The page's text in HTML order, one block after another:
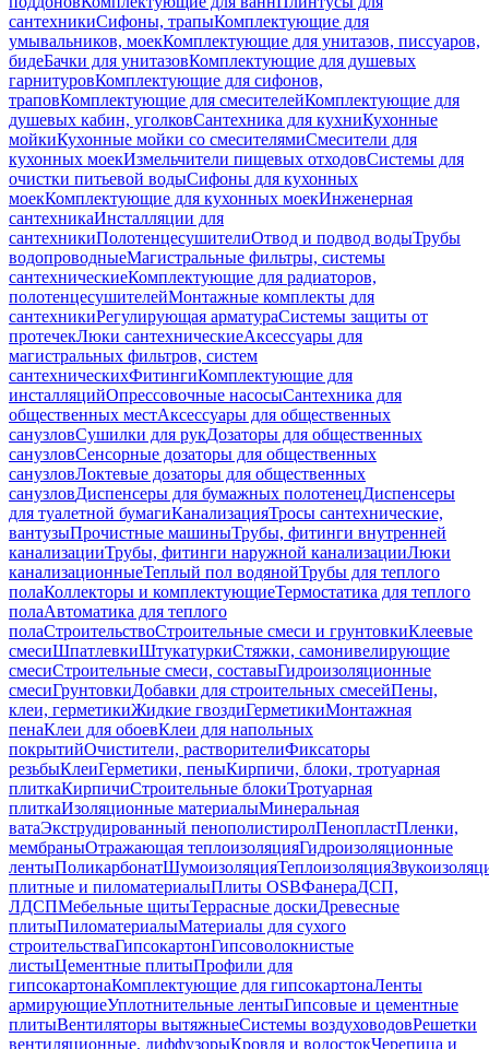
сантехникиСифоны, трапыКомплектующие для
умывальников, моекКомплектующие для унитазов, писсуаров,
бидеБачки для унитазовКомплектующие для душевых
гарнитуровКомплектующие для сифонов,
траповКомплектующие для смесителейКомплектующие для
душевых кабин, уголковСантехника для кухниКухонные
мойкиКухонные мойки со смесителямиСмесители для
кухонных моекИзмельчители пищевых отходовСистемы для
очистки питьевой водыСифоны для кухонных
моекКомплектующие для кухонных моекИнженерная
сантехникаИнсталляции для
сантехникиПолотенцесушителиОтвод и подвод водыТрубы
водопроводныеМагистральные фильтры, системы
сантехническиеКомплектующие для радиаторов,
полотенцесушителейМонтажные комплекты для
сантехникиРегулирующая арматураСистемы защиты от
протечекЛюки сантехническиеАксессуары для
магистральных фильтров, систем
сантехническихФитингиКомплектующие для
инсталляцийОпрессовочные насосыСантехника для
общественных местАксессуары для общественных
санузловСушилки для рукДозаторы для общественных
санузловСенсорные дозаторы для общественных
санузловЛоктевые дозаторы для общественных
санузловДиспенсеры для бумажных полотенецДиспенсеры
для туалетной бумагиКанализацияТросы сантехнические,
вантузыПрочистные машиныТрубы, фитинги внутренней
канализацииТрубы, фитинги наружной канализацииЛюки
канализационныеТеплый пол водянойТрубы для теплого
полаКоллекторы и комплектующиеТермостатика для теплого
полаАвтоматика для теплого
полаСтроительствоСтроительные смеси и грунтовкиКлеевые
смесиШпатлевкиШтукатуркиСтяжки, самонивелирующие
смесиСтроительные смеси, составыГидроизоляционные
смесиГрунтовкиДобавки для строительных смесейПены,
клеи, герметикиЖидкие гвоздиГерметикиМонтажная
пенаКлеи для обоевКлеи для напольных
покрытийОчистители, растворителиФиксаторы
резьбыКлеиГерметики, пеныКирпичи, блоки, тротуарная
плиткаКирпичиСтроительные блокиТротуарная
плиткаИзоляционные материалыМинеральная
ватаЭкструдированный пенополистиролПенопластПленки,
мембраныОтражающая теплоизоляцияГидроизоляционные
лентыПоликарбонатШумоизоляцияТеплоизоляция
плитные и пиломатериалыПлиты OSBФанераДСП,
ЛДСПМебельные щитыТеррасные доскиДревесные
плитыПиломатериалыМатериалы для сухого
строительстваГипсокартонГипсоволокнистые
листыЦементные плитыПрофили для
гипсокартонаКомплектующие для гипсокартонаЛенты
армирующиеУплотнительные лентыГипсовые и цементные
плитыВентиляторы вытяжныеСистемы воздуховодовРешетки
вентиляционные, диффузорыКровля и водостокЧерепица и